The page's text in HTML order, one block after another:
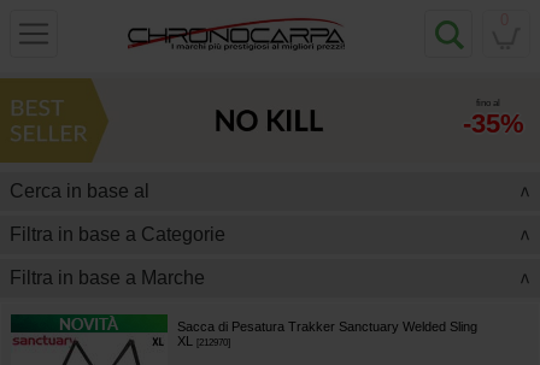
fino al
-35%
Cerca in base al >
Filtra in base a Categorie >
Filtra in base a Marche >
Sacca di Pesatura Trakker Sanctuary Welded Sling
XL
212970]